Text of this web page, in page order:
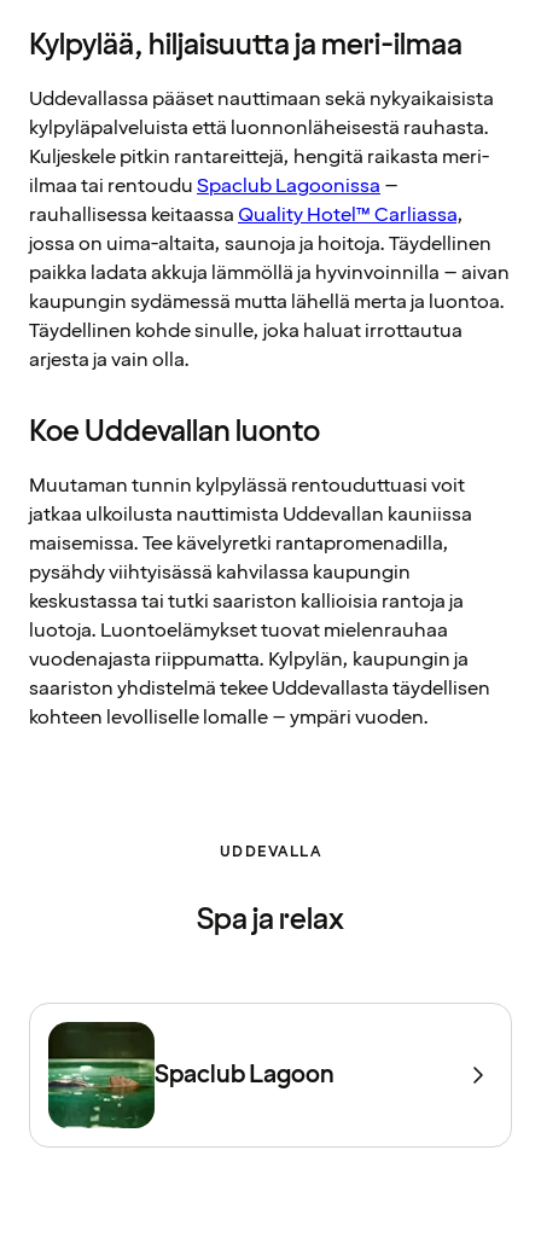
Kylpylää, hiljaisuutta ja meri-ilmaa
Uddevallassa pääset nauttimaan sekä nykyaikaisista
kylpyläpalveluista että luonnonläheisestä rauhasta.
Kuljeskele pitkin rantareittejä, hengitä raikasta meri-
ilmaa tai rentouduSpaclub Lagoonissa–
rauhallisessa keitaassaQuality Hotel™ Carliassa,
jossa on uima-altaita, saunoja ja hoitoja. Täydellinen
paikka ladata akkuja lämmöllä ja hyvinvoinnilla – aivan
kaupungin sydämessä mutta lähellä merta ja luontoa.
Täydellinen kohde sinulle, joka haluat irrottautua
arjesta ja vain olla.
Koe Uddevallan luonto
Muutaman tunnin kylpylässä rentouduttuasi voit
jatkaa ulkoilusta nauttimista Uddevallan kauniissa
maisemissa. Tee kävelyretki rantapromenadilla,
pysähdy viihtyisässä kahvilassa kaupungin
keskustassa tai tutki saariston kallioisia rantoja ja
luotoja. Luontoelämykset tuovat mielenrauhaa
vuodenajasta riippumatta. Kylpylän, kaupungin ja
saariston yhdistelmä tekee Uddevallasta täydellisen
kohteen levolliselle lomalle – ympäri vuoden.
UDDEVALLA
Spa ja relax
Spaclub Lagoon